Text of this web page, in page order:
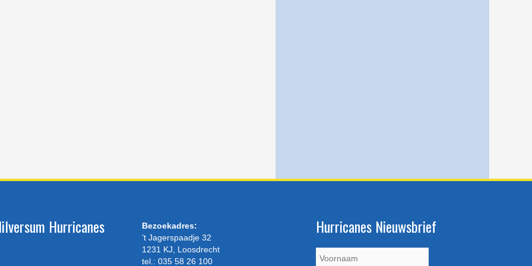
Hurricanes
Bezoekadres:
’t Jagerspaadje 32
1231 KJ, Loosdrecht
tel.: 035 58 26 100
Hurricanes Nieuwsbrief